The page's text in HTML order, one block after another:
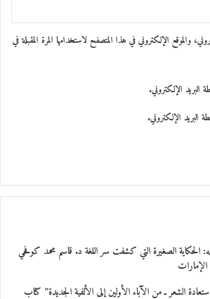
والموقع الإلكتروني في هذا المتصفح لاستخدامها المرة المقبلة في
البريد الإلكتروني.
البريد الإلكتروني.
الحكاية الصغيرة التي كشفت سر اللغة د. قاسم محمد كوفحي
الشعر ـ من الآباء الأولين إلى الألفية الجديدة” كتاب